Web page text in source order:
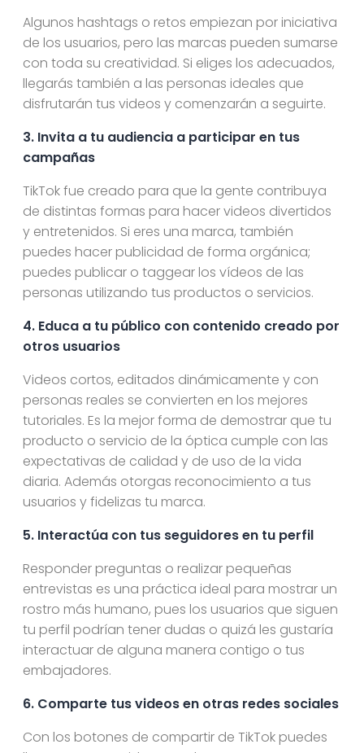
Algunos hashtags o retos empiezan por iniciativa
de los usuarios, pero las marcas pueden sumarse
con toda su creatividad. Si eliges los adecuados,
llegarás también a las personas ideales que
disfrutarán tus videos y comenzarán a seguirte.
3. Invita a tu audiencia a participar en tus
campañas
TikTok fue creado para que la gente contribuya
de distintas formas para hacer videos divertidos
y entretenidos. Si eres una marca, también
puedes hacer publicidad de forma orgánica;
puedes publicar o taggear los vídeos de las
personas utilizando tus productos o servicios.
4. Educa a tu público con contenido creado por
otros usuarios
Videos cortos, editados dinámicamente y con
personas reales se convierten en los mejores
tutoriales. Es la mejor forma de demostrar que tu
producto o servicio de la óptica cumple con las
expectativas de calidad y de uso de la vida
diaria. Además otorgas reconocimiento a tus
usuarios y fidelizas tu marca.
5. Interactúa con tus seguidores en tu perfil
Responder preguntas o realizar pequeñas
entrevistas es una práctica ideal para mostrar un
rostro más humano, pues los usuarios que siguen
tu perfil podrían tener dudas o quizá les gustaría
interactuar de alguna manera contigo o tus
embajadores.
6. Comparte tus videos en otras redes sociales
Con los botones de compartir de TikTok puedes